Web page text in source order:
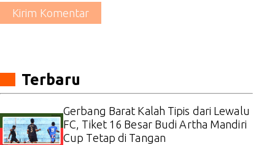
Kirim Komentar
Terbaru
Gerbang Barat Kalah Tipis dari Lewalu
FC, Tiket 16 Besar Budi Artha Mandiri
Cup Tetap di Tangan